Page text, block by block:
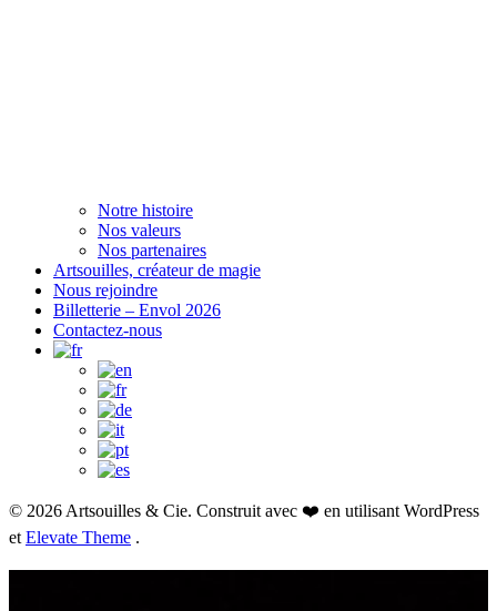
Notre histoire
Nos valeurs
Nos partenaires
Artsouilles, créateur de magie
Nous rejoindre
Billetterie – Envol 2026
Contactez-nous
© 2026 Artsouilles & Cie. Construit avec ❤️ en utilisant WordPress
et Elevate Theme .